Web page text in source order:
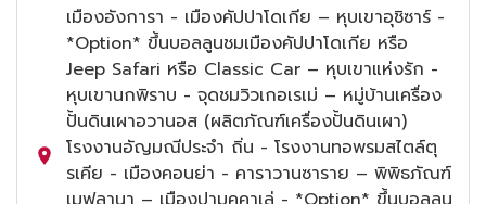
เมืองอังการา - เมืองคัปปาโดเกีย – หุบเขาอุชิซาร์ -
*Option* ขึ้นบอลลูนชมเมืองคัปปาโดเกีย หรือ
Jeep Safari หรือ Classic Car – หุบเขาแห่งรัก -
หุบเขานกพิราบ - จุดชมวิวเกอเรเม่ – หมู่บ้านเครื่อง
ปั้นดินเผาอวานอส (ผลิตภัณฑ์เครื่องปั้นดินเผา)
โรงงานอัญมณีประจำ ถิ่น - โรงงานทอพรมสไตล์ตุ
รเคีย - เมืองคอนย่า - คาราวานซาราย – พิพิธภัณฑ์